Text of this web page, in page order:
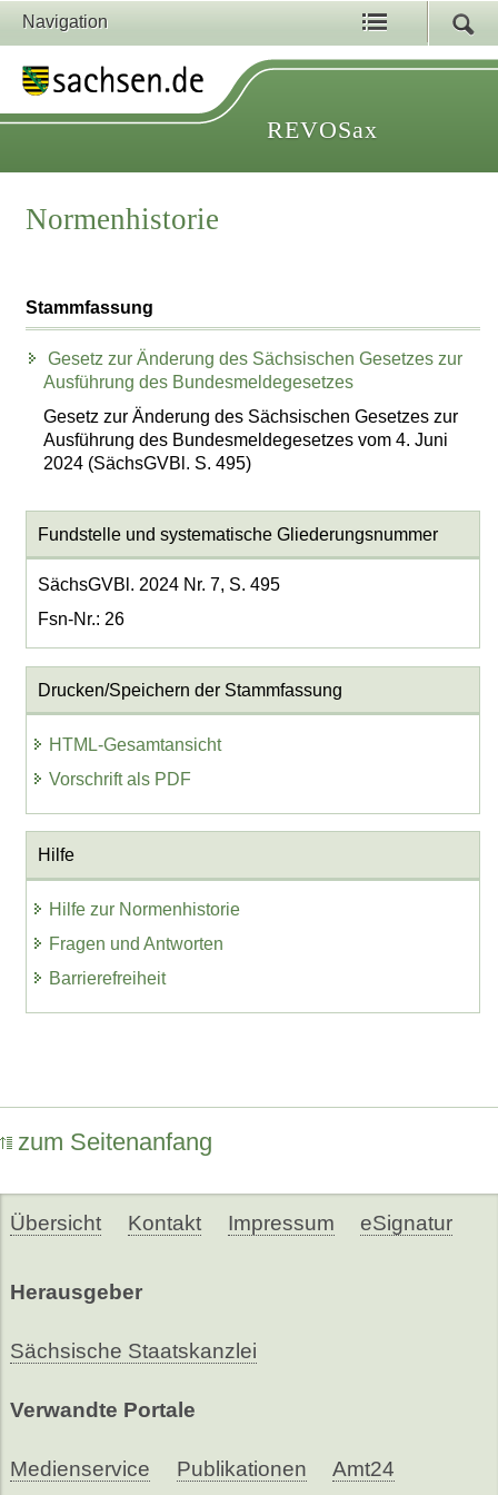
Navigation
REVOSax
Normenhistorie
Stammfassung
Gesetz zur Änderung des Sächsischen Gesetzes zur
Ausführung des Bundesmeldegesetzes
Gesetz zur Änderung des Sächsischen Gesetzes zur
Ausführung des Bundesmeldegesetzes vom 4. Juni
2024 (SächsGVBl. S. 495)
Fundstelle und systematische Gliederungsnummer
SächsGVBl. 2024 Nr. 7, S. 495
Fsn-Nr.: 26
Drucken/Speichern der Stammfassung
HTML-Gesamtansicht
Vorschrift als PDF
Hilfe
Hilfe zur Normenhistorie
Fragen und Antworten
Barrierefreiheit
zum Seitenanfang
Übersicht Kontakt Impressum eSignatur
Herausgeber
Sächsische Staatskanzlei
Verwandte Portale
Medienservice Publikationen Amt24